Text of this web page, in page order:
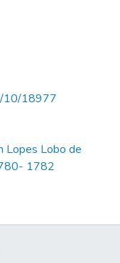
10/18977
Lopes Lobo de
1782